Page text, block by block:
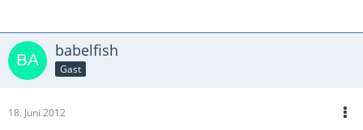
babelfish
Gast
18. Juni 2012